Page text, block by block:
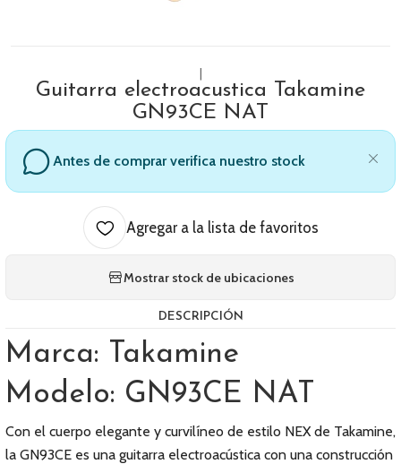
Guitarra electroacustica Takamine
GN93CE NAT
Antes de comprar verifica nuestro stock
Agregar a la lista de favoritos
Mostrar stock de ubicaciones
DESCRIPCIÓN
Marca: Takamine
Modelo: GN93CE NAT
Con el cuerpo elegante y curvilíneo de estilo NEX de Takamine,
la GN93CE es una guitarra electroacústica con una construcción